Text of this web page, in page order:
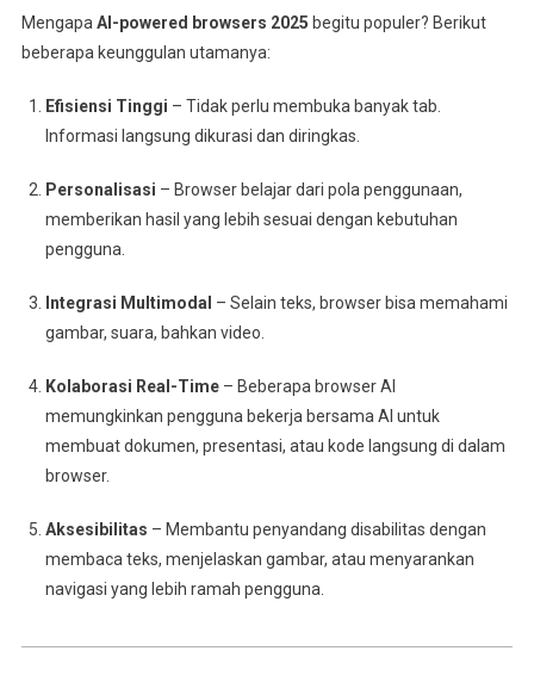
Mengapa AI-powered browsers 2025 begitu populer? Berikut
beberapa keunggulan utamanya:
Efisiensi Tinggi – Tidak perlu membuka banyak tab.
Informasi langsung dikurasi dan diringkas.
Personalisasi – Browser belajar dari pola penggunaan,
memberikan hasil yang lebih sesuai dengan kebutuhan
pengguna.
Integrasi Multimodal – Selain teks, browser bisa memahami
gambar, suara, bahkan video.
Kolaborasi Real-Time– Beberapa browser AI
memungkinkan pengguna bekerja bersama AI untuk
membuat dokumen, presentasi, atau kode langsung di dalam
browser.
Aksesibilitas – Membantu penyandang disabilitas dengan
membaca teks, menjelaskan gambar, atau menyarankan
navigasi yang lebih ramah pengguna.